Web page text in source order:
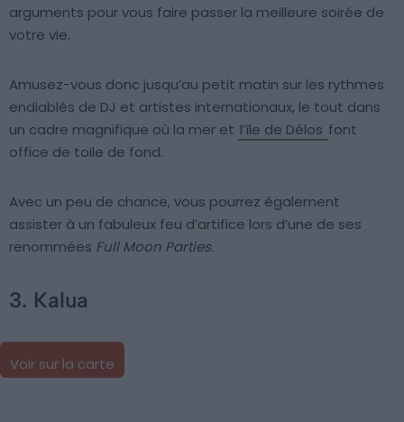
arguments pour vous faire passer la meilleure soirée de
votre vie.
Amusez-vous donc jusqu’au petit matin sur les rythmes
endiablés de DJ et artistes internationaux, le tout dans
un cadre magnifique où la mer et l’île de Délos font
office de toile de fond.
Avec un peu de chance, vous pourrez également
assister à un fabuleux feu d’artifice lors d’une de ses
renommées Full Moon Parties.
3. Kalua
Voir sur la carte